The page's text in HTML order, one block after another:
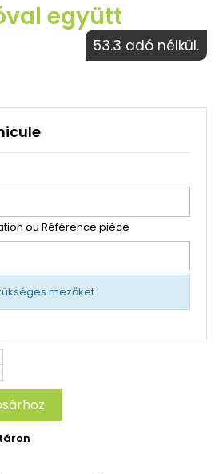
együtt
53.3 adó nélkül.
ou Référence pièce
mezőket.